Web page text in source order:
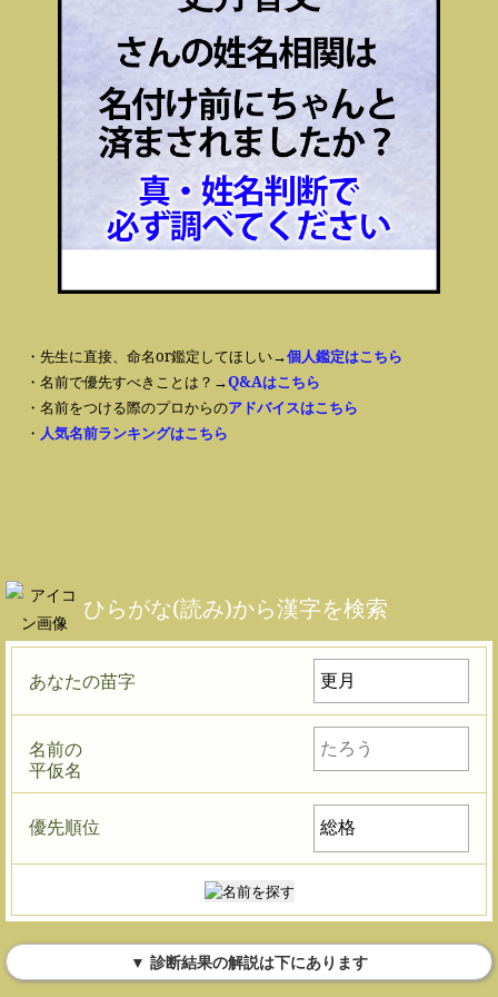
・先生に直接、命名or鑑定してほしい→個人鑑定はこちら
・名前で優先すべきことは？→Q&Aはこちら
・名前をつける際のプロからのアドバイスはこちら
・ 人気名前ランキングはこちら
ひらがな(読み)から漢字を検索
あなたの苗字
名前の
平仮名
優先順位
▼ 診断結果の解説は下にあります